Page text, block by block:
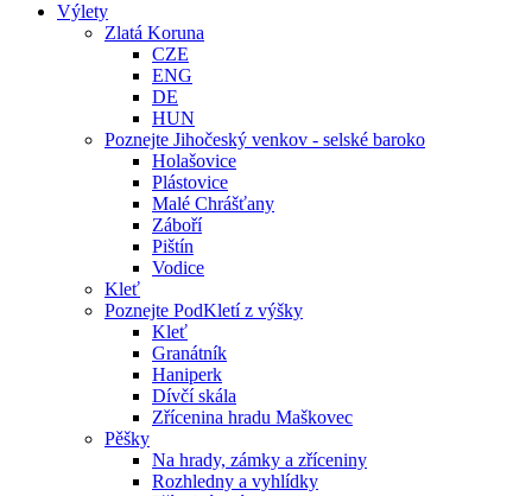
Výlety
Zlatá Koruna
CZE
ENG
DE
HUN
Poznejte Jihočeský venkov - selské baroko
Holašovice
Plástovice
Malé Chrášťany
Záboří
Pištín
Vodice
Kleť
Poznejte PodKletí z výšky
Kleť
Granátník
Haniperk
Dívčí skála
Zřícenina hradu Maškovec
Pěšky
Na hrady, zámky a zříceniny
Rozhledny a vyhlídky